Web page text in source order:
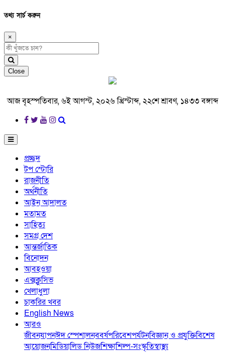
তথ্য সার্চ করুন
×
Close
আজ বৃহস্পতিবার, ৬ই আগস্ট, ২০২৬ খ্রিস্টাব্দ, ২২শে শ্রাবণ, ১৪৩৩ বঙ্গাব্দ
প্রচ্ছদ
টপ স্টোরি
রাজনীতি
অর্থনীতি
আইন আদালত
মতামত
সাহিত্য
সমগ্র দেশ
আন্তর্জাতিক
বিনোদন
আবহওয়া
এক্সক্লুসিভ
খেলাধুলা
চাকরির খবর
English News
আরও
জীবনযাপনঈদ স্পেশালনববর্ষপরিবেশপর্যটনবিজ্ঞান ও প্রযুক্তিবিশেষ
আয়োজনমিডিয়ালিড নিউজশিক্ষাশিল্প-সংস্কৃতিস্বাস্থ্য